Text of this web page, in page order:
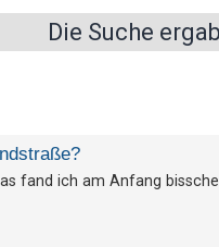
Die Suche
fand ich am Anfang